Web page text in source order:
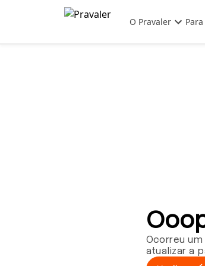
Pular para o conteúdo principal
O Pravaler
Ocorreu
atualizar a